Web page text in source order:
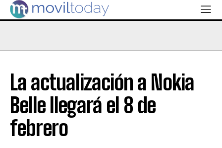
La actualización a Nokia
Belle llegará el 8 de
febrero